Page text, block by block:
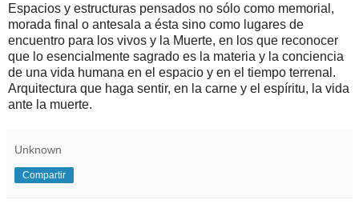
Espacios y estructuras pensados no sólo como memorial,
morada final o antesala a ésta sino como lugares de
encuentro para los vivos y la Muerte, en los que reconocer
que lo esencialmente sagrado es la materia y la conciencia
de una vida humana en el espacio y en el tiempo terrenal.
Arquitectura que haga sentir, en la carne y el espíritu, la vida
ante la muerte.
Unknown
Compartir